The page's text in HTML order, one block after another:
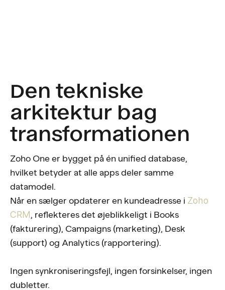
Den tekniske
arkitektur bag
transformationen
Zoho One er bygget på én unified database,
hvilket betyder at alle apps deler samme
datamodel.
Når en sælger opdaterer en kundeadresse i Zoho
CRM, reflekteres det øjeblikkeligt i Books
(fakturering), Campaigns (marketing), Desk
(support) og Analytics (rapportering).
Ingen synkroniseringsfejl, ingen forsinkelser, ingen
dubletter.